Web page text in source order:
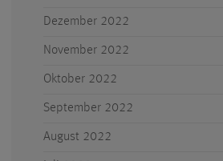
Dezember 2022
November 2022
Oktober 2022
September 2022
August 2022